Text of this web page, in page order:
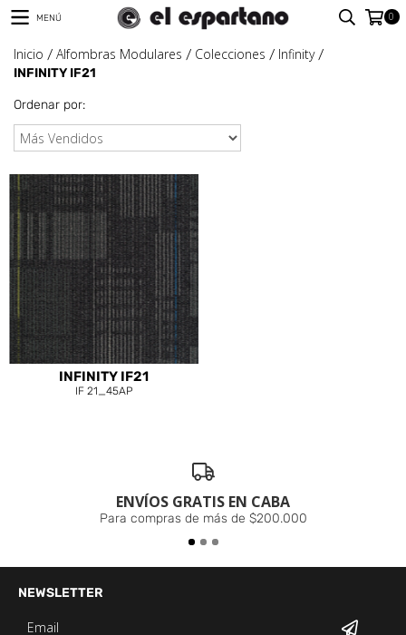
MENÚ 0
Inicio / Alfombras Modulares / Colecciones / Infinity /
INFINITY IF21
Ordenar por:
INFINITY IF21
IF 21_45AP
ENVÍOS GRATIS EN CABA
Para compras de más de $200.000
NEWSLETTER